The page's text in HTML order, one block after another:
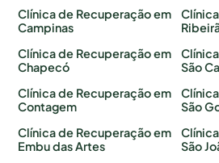
Clínica de Recuperação em
Campinas
Clínica de Recuperação em
Chapecó
Clínica de Recuperação em
Contagem
Clínica de Recuperação em
Embu das Artes
São
São
São